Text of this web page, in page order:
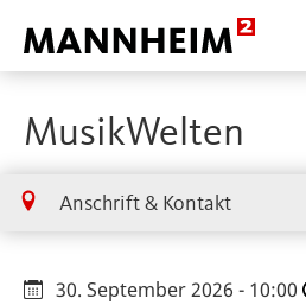
MusikWelten
Anschrift & Kontakt
30. September 2026 - 10:00